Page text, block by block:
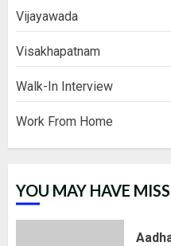
Vijayawada
Visakhapatnam
Walk-In Interview
Work From Home
YOU MAY HAVE